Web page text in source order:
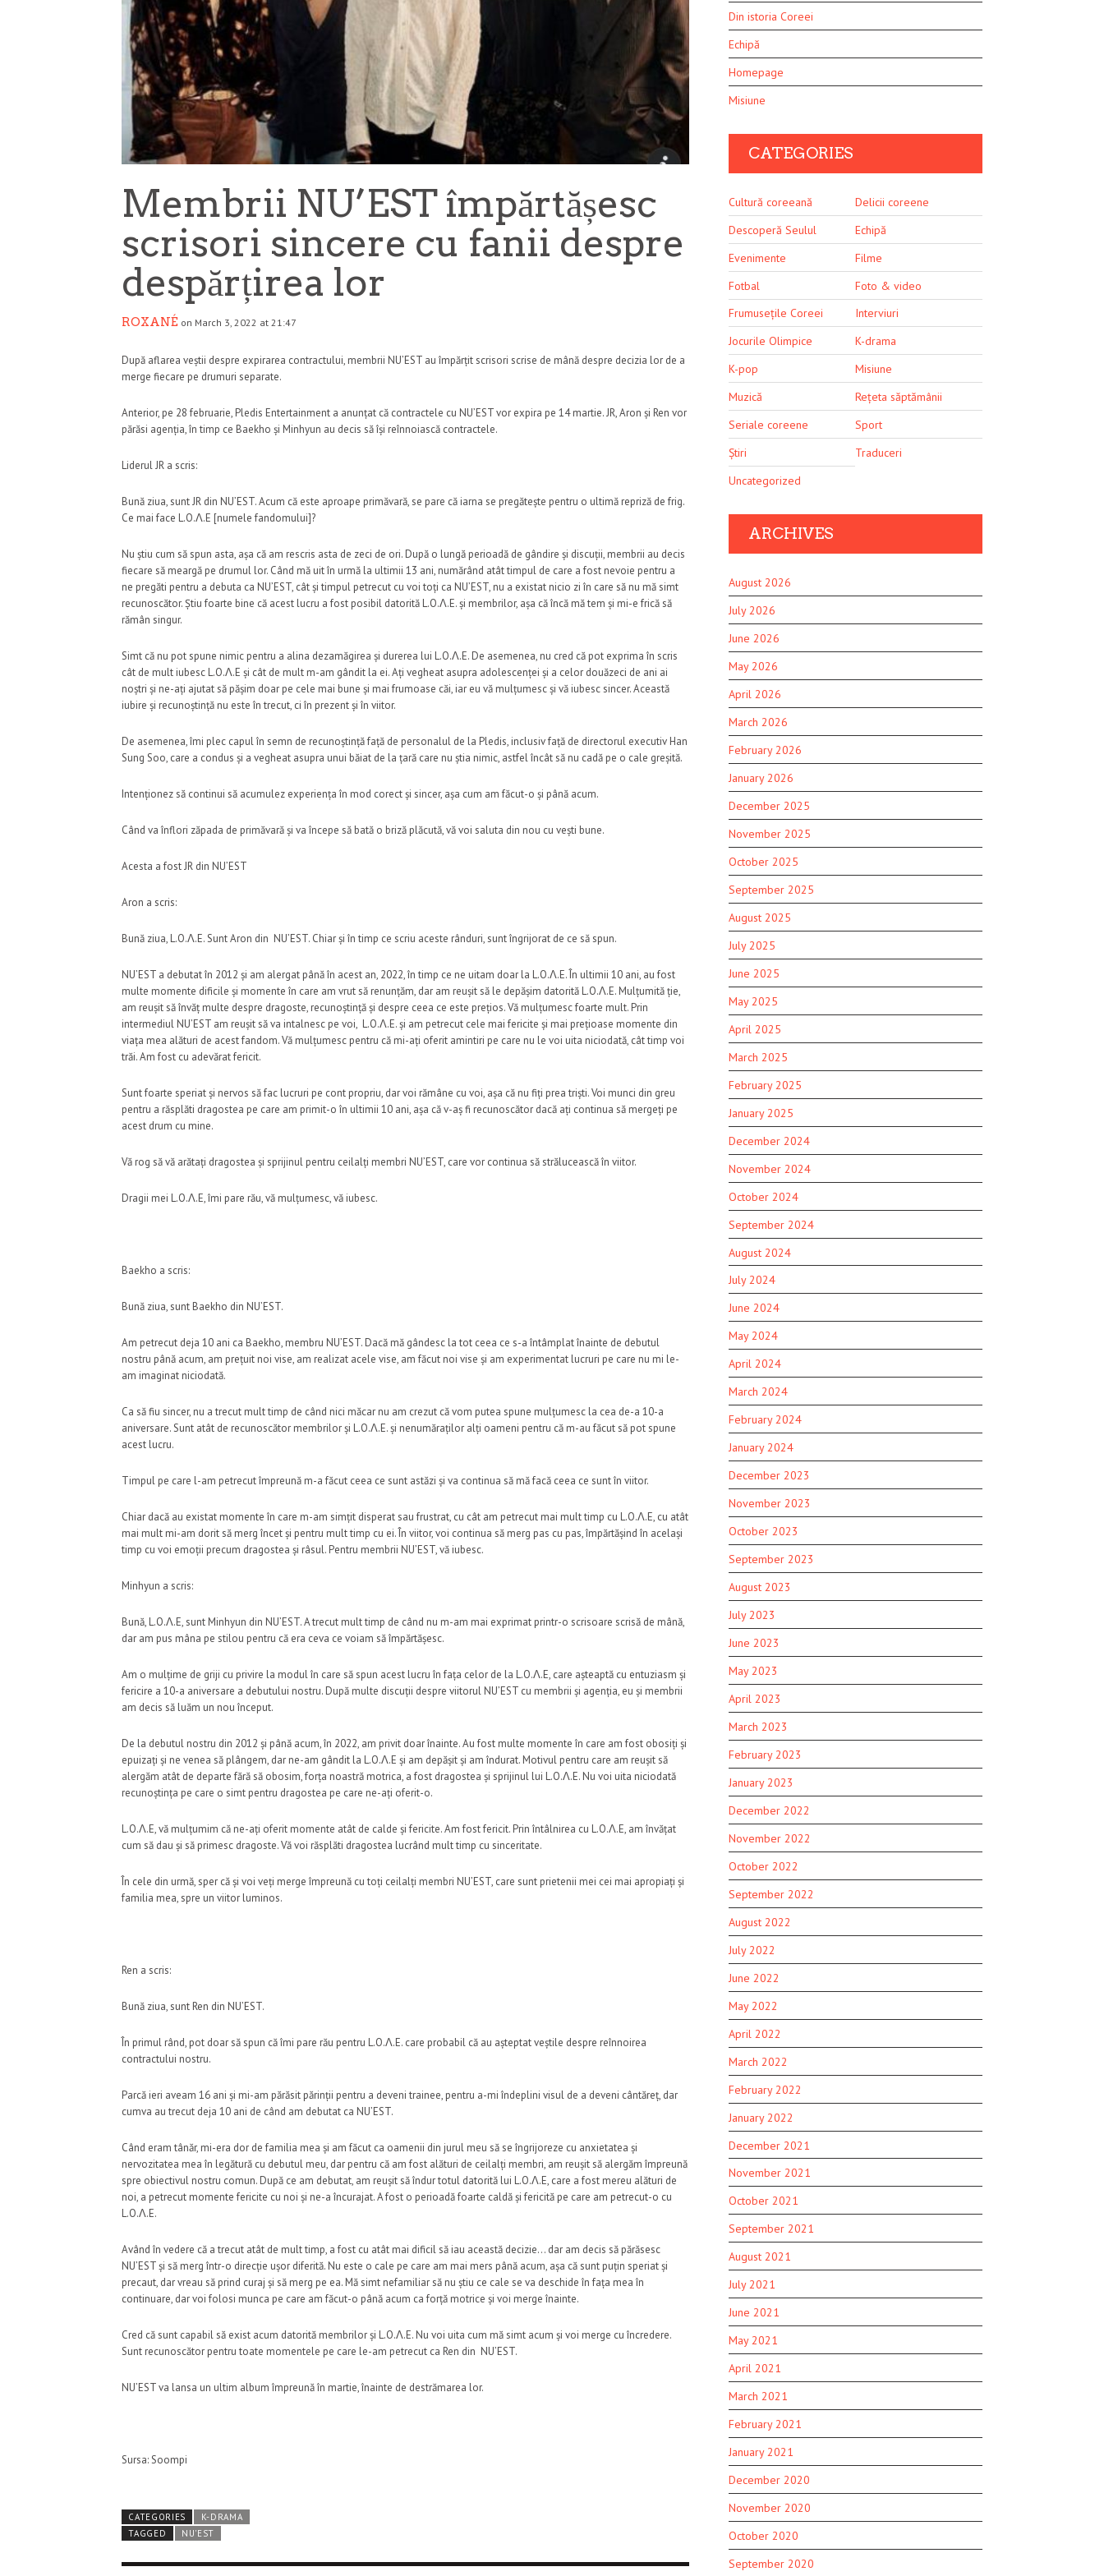
Membrii NU’EST împărtășesc
scrisori sincere cu fanii despre
despărțirea lor
ROXANÉ on March 3, 2022 at 21:47
După aflarea veștii despre expirarea contractului, membrii NU’EST au împărțit scrisori scrise de mână despre decizia lor de a
merge fiecare pe drumuri separate.
Anterior, pe 28 februarie, Pledis Entertainment a anunțat că contractele cu NU’EST vor expira pe 14 martie. JR, Aron și Ren vor
părăsi agenția, în timp ce Baekho și Minhyun au decis să își reînnoiască contractele.
Liderul JR a scris:
Bună ziua, sunt JR din NU’EST. Acum că este aproape primăvară, se pare că iarna se pregătește pentru o ultimă repriză de frig.
Ce mai face L.O.Λ.E [numele fandomului]?
Nu știu cum să spun asta, așa că am rescris asta de zeci de ori. După o lungă perioadă de gândire și discuții, membrii au decis
fiecare să meargă pe drumul lor. Când mă uit în urmă la ultimii 13 ani, numărând atât timpul de care a fost nevoie pentru a
ne pregăti pentru a debuta ca NU’EST, cât și timpul petrecut cu voi toți ca NU’EST, nu a existat nicio zi în care să nu mă simt
recunoscător. Știu foarte bine că acest lucru a fost posibil datorită L.O.Λ.E. și membrilor, așa că încă mă tem și mi-e frică să
rămân singur.
Simt că nu pot spune nimic pentru a alina dezamăgirea și durerea lui L.O.Λ.E. De asemenea, nu cred că pot exprima în scris
cât de mult iubesc L.O.Λ.E și cât de mult m-am gândit la ei. Ați vegheat asupra adolescenței și a celor douăzeci de ani ai
noștri și ne-ați ajutat să pășim doar pe cele mai bune și mai frumoase căi, iar eu vă mulțumesc și vă iubesc sincer. Această
iubire și recunoștință nu este în trecut, ci în prezent și în viitor.
De asemenea, îmi plec capul în semn de recunoștință față de personalul de la Pledis, inclusiv față de directorul executiv Han
Sung Soo, care a condus și a vegheat asupra unui băiat de la țară care nu știa nimic, astfel încât să nu cadă pe o cale greșită.
Intenționez să continui să acumulez experiența în mod corect și sincer, așa cum am făcut-o și până acum.
Când va înflori zăpada de primăvară și va începe să bată o briză plăcută, vă voi saluta din nou cu vești bune.
Acesta a fost JR din NU’EST
Aron a scris:
Bună ziua, L.O.Λ.E. Sunt Aron din NU’EST. Chiar și în timp ce scriu aceste rânduri, sunt îngrijorat de ce să spun.
NU’EST a debutat în 2012 și am alergat până în acest an, 2022, în timp ce ne uitam doar la L.O.Λ.E. În ultimii 10 ani, au fost
multe momente dificile și momente în care am vrut să renunțăm, dar am reușit să le depășim datorită L.O.Λ.E. Mulțumită ție,
am reușit să învăț multe despre dragoste, recunoștință și despre ceea ce este prețios. Vă mulțumesc foarte mult. Prin
intermediul NU’EST am reușit să va intalnesc pe voi, L.O.Λ.E. și am petrecut cele mai fericite și mai prețioase momente din
viața mea alături de acest fandom. Vă mulțumesc pentru că mi-ați oferit amintiri pe care nu le voi uita niciodată, cât timp voi
trăi. Am fost cu adevărat fericit.
Sunt foarte speriat și nervos să fac lucruri pe cont propriu, dar voi rămâne cu voi, așa că nu fiți prea triști. Voi munci din greu
pentru a răsplăti dragostea pe care am primit-o în ultimii 10 ani, așa că v-aș fi recunoscător dacă ați continua să mergeți pe
acest drum cu mine.
Vă rog să vă arătați dragostea și sprijinul pentru ceilalți membri NU’EST, care vor continua să strălucească în viitor.
Dragii mei L.O.Λ.E, îmi pare rău, vă mulțumesc, vă iubesc.
Baekho a scris:
Bună ziua, sunt Baekho din NU’EST.
Am petrecut deja 10 ani ca Baekho, membru NU’EST. Dacă mă gândesc la tot ceea ce s-a întâmplat înainte de debutul
nostru până acum, am prețuit noi vise, am realizat acele vise, am făcut noi vise și am experimentat lucruri pe care nu mi le-
am imaginat niciodată.
Ca să fiu sincer, nu a trecut mult timp de când nici măcar nu am crezut că vom putea spune mulțumesc la cea de-a 10-a
aniversare. Sunt atât de recunoscător membrilor și L.O.Λ.E. și nenumăraților alți oameni pentru că m-au făcut să pot spune
acest lucru.
Timpul pe care l-am petrecut împreună m-a făcut ceea ce sunt astăzi și va continua să mă facă ceea ce sunt în viitor.
Chiar dacă au existat momente în care m-am simțit disperat sau frustrat, cu cât am petrecut mai mult timp cu L.O.Λ.E, cu atât
mai mult mi-am dorit să merg încet și pentru mult timp cu ei. În viitor, voi continua să merg pas cu pas, împărtășind în același
timp cu voi emoții precum dragostea și râsul. Pentru membrii NU’EST, vă iubesc.
Minhyun a scris:
Bună, L.O.Λ.E, sunt Minhyun din NU’EST. A trecut mult timp de când nu m-am mai exprimat printr-o scrisoare scrisă de mână,
dar am pus mâna pe stilou pentru că era ceva ce voiam să împărtășesc.
Am o mulțime de griji cu privire la modul în care să spun acest lucru în fața celor de la L.O.Λ.E, care așteaptă cu entuziasm și
fericire a 10-a aniversare a debutului nostru. După multe discuții despre viitorul NU’EST cu membrii și agenția, eu și membrii
am decis să luăm un nou început.
De la debutul nostru din 2012 și până acum, în 2022, am privit doar înainte. Au fost multe momente în care am fost obosiți și
epuizați și ne venea să plângem, dar ne-am gândit la L.O.Λ.E și am depășit și am îndurat. Motivul pentru care am reușit să
alergăm atât de departe fără să obosim, forța noastră motrica, a fost dragostea și sprijinul lui L.O.Λ.E. Nu voi uita niciodată
recunoștința pe care o simt pentru dragostea pe care ne-ați oferit-o.
L.O.Λ.E, vă mulțumim că ne-ați oferit momente atât de calde și fericite. Am fost fericit. Prin întâlnirea cu L.O.Λ.E, am învățat
cum să dau și să primesc dragoste. Vă voi răsplăti dragostea lucrând mult timp cu sinceritate.
În cele din urmă, sper că și voi veți merge împreună cu toți ceilalți membri NU’EST, care sunt prietenii mei cei mai apropiați și
familia mea, spre un viitor luminos.
Ren a scris:
Bună ziua, sunt Ren din NU’EST.
În primul rând, pot doar să spun că îmi pare rău pentru L.O.Λ.E. care probabil că au așteptat veștile despre reînnoirea
contractului nostru.
Parcă ieri aveam 16 ani și mi-am părăsit părinții pentru a deveni trainee, pentru a-mi îndeplini visul de a deveni cântăreț, dar
cumva au trecut deja 10 ani de când am debutat ca NU’EST.
Când eram tânăr, mi-era dor de familia mea și am făcut ca oamenii din jurul meu să se îngrijoreze cu anxietatea și
nervozitatea mea în legătură cu debutul meu, dar pentru că am fost alături de ceilalți membri, am reușit să alergăm împreună
spre obiectivul nostru comun. După ce am debutat, am reușit să îndur totul datorită lui L.O.Λ.E, care a fost mereu alături de
noi, a petrecut momente fericite cu noi și ne-a încurajat. A fost o perioadă foarte caldă și fericită pe care am petrecut-o cu
L.O.Λ.E.
Având în vedere că a trecut atât de mult timp, a fost cu atât mai dificil să iau această decizie… dar am decis să părăsesc
NU’EST și să merg într-o direcție ușor diferită. Nu este o cale pe care am mai mers până acum, așa că sunt puțin speriat și
precaut, dar vreau să prind curaj și să merg pe ea. Mă simt nefamiliar să nu știu ce cale se va deschide în fața mea în
continuare, dar voi folosi munca pe care am făcut-o până acum ca forță motrice și voi merge înainte.
Cred că sunt capabil să exist acum datorită membrilor și L.O.Λ.E. Nu voi uita cum mă simt acum și voi merge cu încredere.
Sunt recunoscător pentru toate momentele pe care le-am petrecut ca Ren din NU’EST.
NU’EST va lansa un ultim album împreună în martie, înainte de destrămarea lor.
Sursa: Soompi
CATEGORIES
K-DRAMA
TAGGED
NU'EST
Din istoria Coreei
Echipă
Homepage
Misiune
CATEGORIES
Cultură coreeană
Delicii coreene
Descoperă Seulul
Echipă
Evenimente
Filme
Fotbal
Foto & video
Frumusețile Coreei
Interviuri
Jocurile Olimpice
K-drama
K-pop
Misiune
Muzică
Rețeta săptămânii
Seriale coreene
Sport
Știri
Traduceri
Uncategorized
ARCHIVES
August 2026
July 2026
June 2026
May 2026
April 2026
March 2026
February 2026
January 2026
December 2025
November 2025
October 2025
September 2025
August 2025
July 2025
June 2025
May 2025
April 2025
March 2025
February 2025
January 2025
December 2024
November 2024
October 2024
September 2024
August 2024
July 2024
June 2024
May 2024
April 2024
March 2024
February 2024
January 2024
December 2023
November 2023
October 2023
September 2023
August 2023
July 2023
June 2023
May 2023
April 2023
March 2023
February 2023
January 2023
December 2022
November 2022
October 2022
September 2022
August 2022
July 2022
June 2022
May 2022
April 2022
March 2022
February 2022
January 2022
December 2021
November 2021
October 2021
September 2021
August 2021
July 2021
June 2021
May 2021
April 2021
March 2021
February 2021
January 2021
December 2020
November 2020
October 2020
September 2020